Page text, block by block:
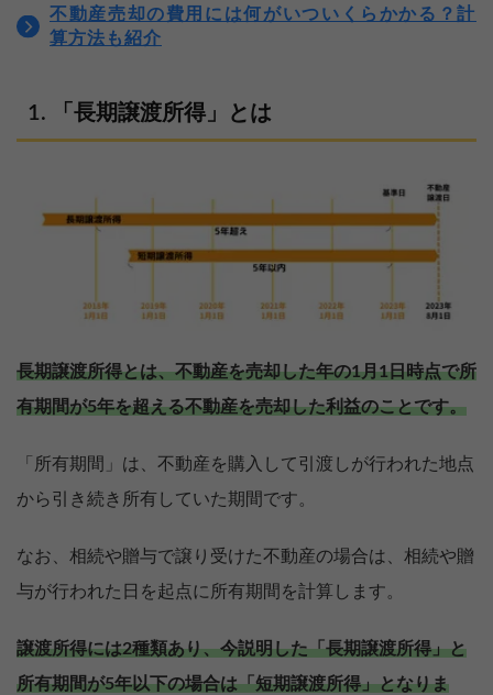
不動産売却の費用には何がいついくらかかる？計
算方法も紹介
「長期譲渡所得」とは
長期譲渡所得とは、不動産を売却した年の1月1日時点で所
有期間が5年を超える不動産を売却した利益のことです。
「所有期間」は、不動産を購入して引渡しが行われた地点
から引き続き所有していた期間です。
なお、相続や贈与で譲り受けた不動産の場合は、相続や贈
与が行われた日を起点に所有期間を計算します。
譲渡所得には2種類あり、今説明した「長期譲渡所得」と
所有期間が5年以下の場合は「短期譲渡所得」となりま